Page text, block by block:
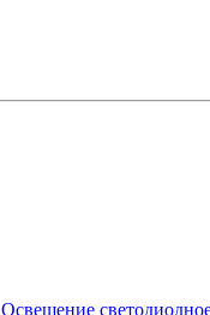
Освещение